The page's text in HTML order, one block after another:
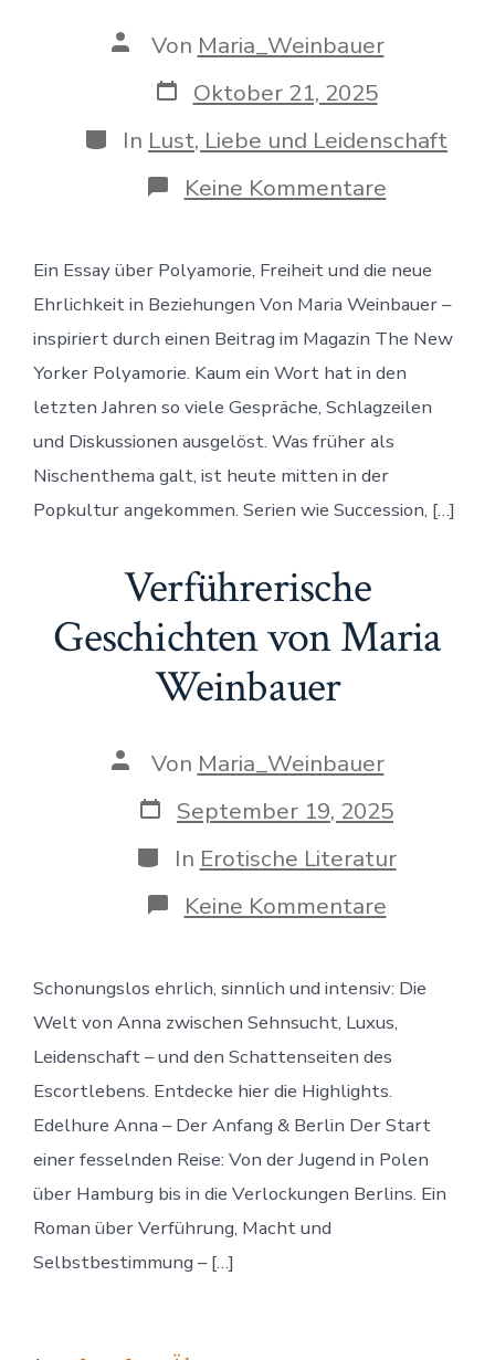
Beitragsautor
Von Maria_Weinbauer
Veröffentlichungsdatum
Oktober 21, 2025
Kategorien
In Lust, Liebe und Leidenschaft
Keine Kommentarezu
Warum
plötzlich
wieder
mehrere
Namen
trägt
Ein Essay über Polyamorie, Freiheit und die neue
Ehrlichkeit in Beziehungen Von Maria Weinbauer –
inspiriert durch einen Beitrag im Magazin The New
Yorker Polyamorie. Kaum ein Wort hat in den
letzten Jahren so viele Gespräche, Schlagzeilen
und Diskussionen ausgelöst. Was früher als
Nischenthema galt, ist heute mitten in der
Popkultur angekommen. Serien wie Succession, […]
Verführerische
Geschichten von Maria
Weinbauer
Beitragsautor
Von Maria_Weinbauer
Veröffentlichungsdatum
September 19, 2025
Kategorien
In Erotische Literatur
Keine Kommentarezu
Maria
Schonungslos ehrlich, sinnlich und intensiv: Die
Welt von Anna zwischen Sehnsucht, Luxus,
Leidenschaft – und den Schattenseiten des
Escortlebens. Entdecke hier die Highlights.
Edelhure Anna – Der Anfang & Berlin Der Start
einer fesselnden Reise: Von der Jugend in Polen
über Hamburg bis in die Verlockungen Berlins. Ein
Roman über Verführung, Macht und
Selbstbestimmung – […]